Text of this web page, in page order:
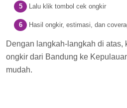
Lalu klik tombol cek ongkir
Hasil ongkir, estimasi, dan
Dengan langkah-langkah di atas,
ongkir dari Bandung ke
mudah.